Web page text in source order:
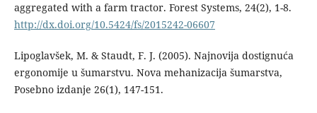
aggregated with a farm tractor. Forest Systems, 24(2), 1-8.
http://dx.doi.org/10.5424/fs/2015242-06607
Lipoglavšek, M. & Staudt, F. J. (2005). Najnovija dostignuća
ergonomije u šumarstvu. Nova mehanizacija šumarstva,
Posebno izdanje 26(1), 147-151.